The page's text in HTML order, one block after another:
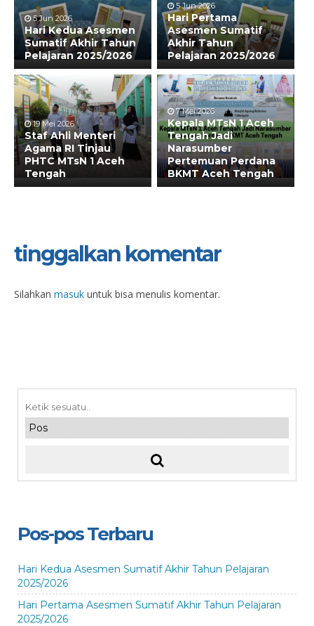
5 Jun 2026
Hari Kedua Asesmen
Sumatif Akhir Tahun
Pelajaran 2025/2026
5 Jun 2026
Hari Pertama
Asesmen Sumatif
Akhir Tahun
Pelajaran 2025/2026
19 Mei 2026
Staf Ahli Menteri
Agama RI Tinjau
PHTC MTsN 1 Aceh
Tengah
7 Mei 2026
Kepala MTsN 1 Aceh
Tengah Jadi
Narasumber
Pertemuan Perdana
BKMT Aceh Tengah
tinggalkan komentar
Silahkan masuk untuk bisa menulis komentar.
Pos-pos Terbaru
Hari Kedua Asesmen Sumatif Akhir Tahun Pelajaran
2025/2026
Hari Pertama Asesmen Sumatif Akhir Tahun Pelajaran
2025/2026